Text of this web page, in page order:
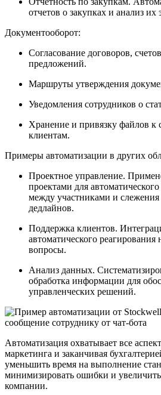
отчетов о закупках и анализ их
Документооборот:
Согласование договоров,
предложений.
Маршруты утверждения
Уведомления сотрудников о
Хранение и привязку файлов к
клиентам.
Примеры автоматизации в других
Проектное управление.
проектами для
между участниками и
дедлайнов.
Поддержка клиентов.
автоматического реагирования
вопросы.
Анализ данных.
обработка информации для
управленческих решений.
Автоматизация охватывает все
маркетинга и заканчивая
уменьшить время на выполнение
минимизировать ошибки и
компании.